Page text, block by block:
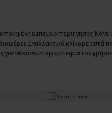
εμπειρία περιήγησης.
Εναλλακτικά κλίκαρε αυτά
να κάνουν την εμπειρία του
Στατιστικά